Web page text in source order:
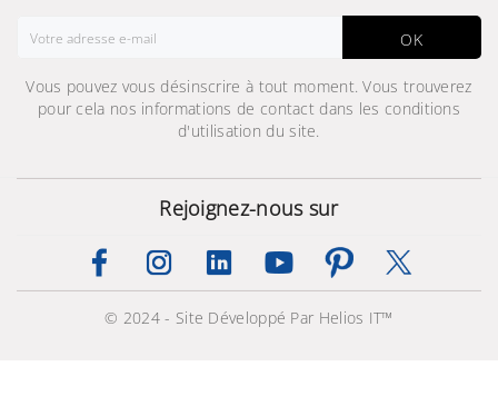
OK
Vous pouvez vous désinscrire à tout moment. Vous trouverez
pour cela nos informations de contact dans les conditions
d'utilisation du site.
Rejoignez-nous sur
© 2024 - Site Développé Par Helios IT™